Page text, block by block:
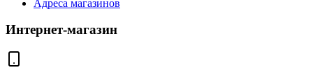
Адреса магазинов
Интернет-магазин